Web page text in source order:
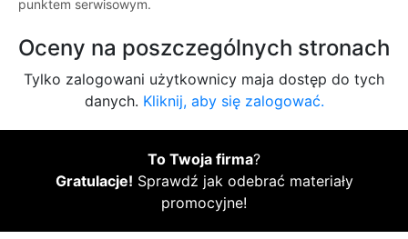
punktem serwisowym.
Oceny na poszczególnych stronach
Tylko zalogowani użytkownicy maja dostęp do tych
danych. Kliknij, aby się zalogować.
To Twoja firma?
Gratulacje! Sprawdź jak odebrać materiały
promocyjne!